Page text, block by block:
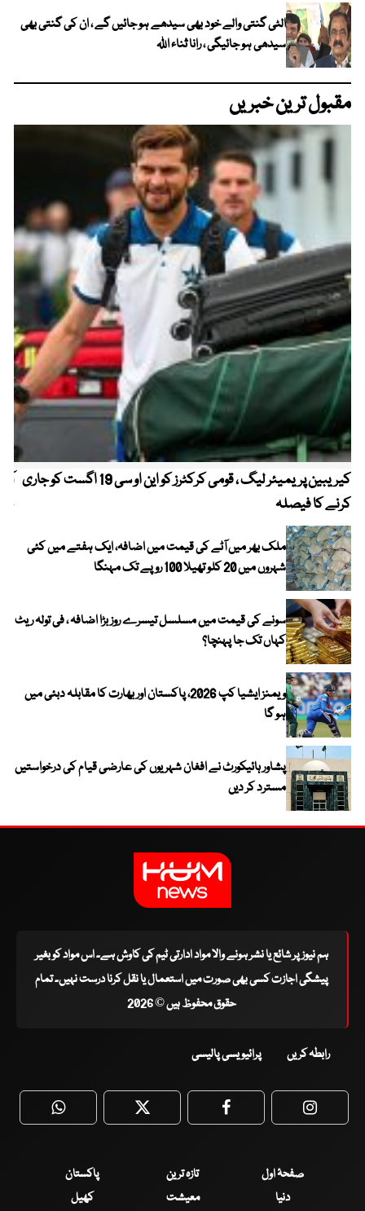
الٹی گنتی والے خود بھی سیدھے ہو جائیں گے ، ان کی گنتی بھی
سیدھی ہو جائیگی ، رانا ثناء اللہ
مقبول ترین خبریں
کیریبین پریمیئر لیگ ، قومی کرکٹرز کو این او سی 19 اگست کو جاری
کرنے کا فیصلہ
ملک بھر میں آٹے کی قیمت میں اضافہ، ایک ہفتے میں کئی
شہروں میں 20 کلو تھیلا 100 روپے تک مہنگا
سونے کی قیمت میں مسلسل تیسرے روز بڑا اضافہ ، فی تولہ ریٹ
کہاں تک جا پہنچا؟
ویمنز ایشیا کپ 2026، پاکستان اور بھارت کا مقابلہ دبئی میں
ہو گا
پشاور ہائیکورٹ نے افغان شہریوں کی عارضی قیام کی درخواستیں
مسترد کر دیں
ہم نیوز پر شائع یا نشر ہونے والا مواد ادارتی ٹیم کی کاوش ہے۔ اس مواد کو بغیر
پیشگی اجازت کسی بھی صورت میں استعمال یا نقل کرنا درست نہیں۔ تمام
حقوق محفوظ ہیں © 2026
رابطہ کریں پرائیویسی پالیسی
WhatsApp Twitter Facebook
صفحۂ اول تازہ ترین
پاکستان
دنیا
معیشت کھیل